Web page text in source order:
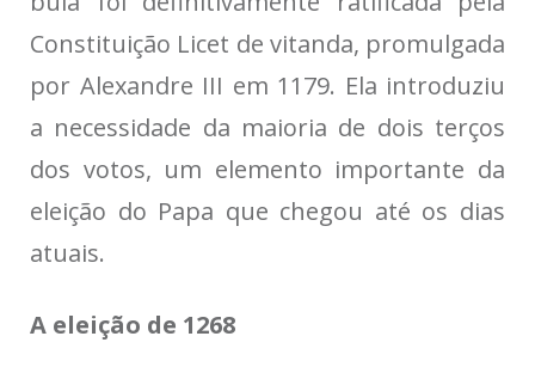
Constituição Licet de vitanda, promulgada
por Alexandre III em 1179. Ela introduziu
a necessidade da maioria de dois terços
dos votos, um elemento importante da
eleição do Papa que chegou até os dias
atuais.
A eleição de 1268